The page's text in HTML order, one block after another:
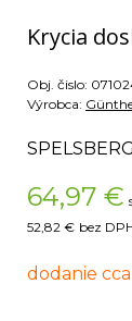
Krycia
Obj. čislo:
Výrobca:
SPELSBERG
64,97 €
52,82 € bez
dodanie